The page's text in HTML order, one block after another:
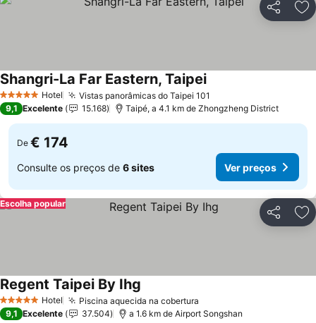
Partilhar
5 Estrelas Hotel Vistas panorâmicas do Taipei 101
Shangri-La Far Eastern, Taipei
9,1 Excelente 15.168 Taipé, a 4.1 km de Zhongzheng District
De € 174
Consulte os preços de 6 sites Ver preços
Partilhar
Escolha popular
5 Estrelas Hotel Piscina aquecida na cobertura
Regent Taipei By Ihg
9,1 Excelente 37.504 a 1.6 km de Airport Songshan